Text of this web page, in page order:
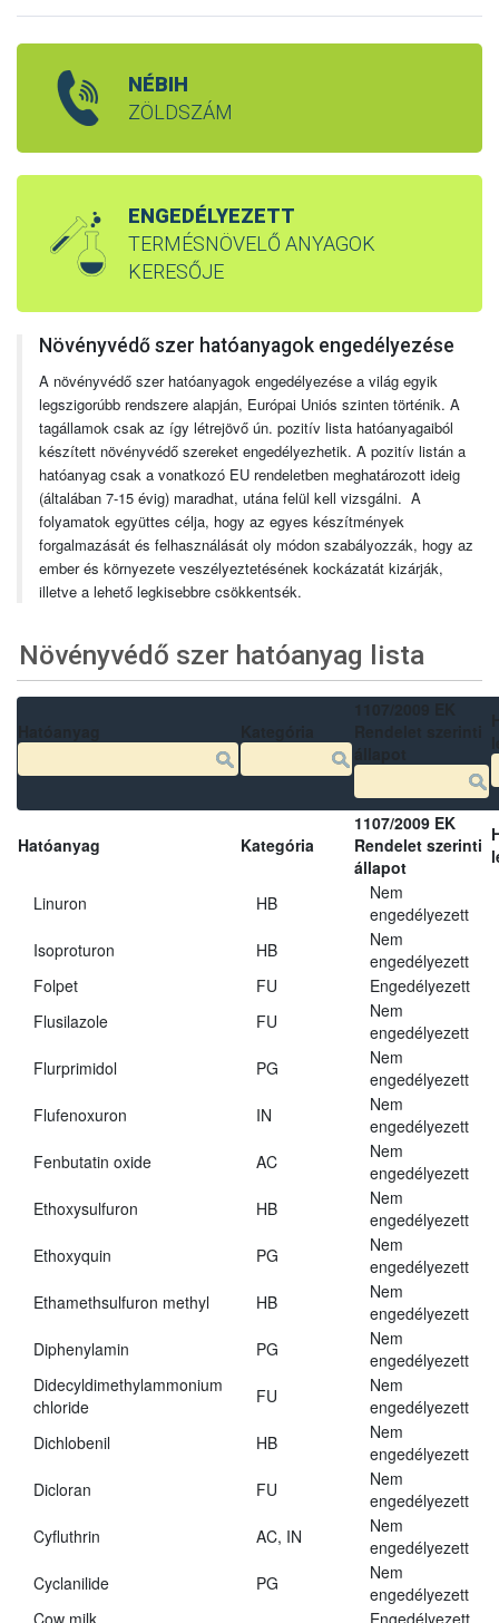
NÉBIH
ZÖLDSZÁM
ENGEDÉLYEZETT
TERMÉSNÖVELŐ ANYAGOK
KERESŐJE
Növényvédő szer hatóanyagok engedélyezése
A növényvédő szer hatóanyagok engedélyezése a világ egyik
legszigorúbb rendszere alapján, Európai Uniós szinten történik. A
tagállamok csak az így létrejövő ún. pozitív lista hatóanyagaiból
készített növényvédő szereket engedélyezhetik. A pozitív listán a
hatóanyag csak a vonatkozó EU rendeletben meghatározott ideig
(általában 7-15 évig) maradhat, utána felül kell vizsgálni. A
folyamatok együttes célja, hogy az egyes készítmények
forgalmazását és felhasználását oly módon szabályozzák, hogy az
ember és környezete veszélyeztetésének kockázatát kizárják,
illetve a lehető legkisebbre csökkentsék.
Növényvédő szer hatóanyag lista
Hatóanyag Kategória
1107/2009 EK
Rendelet szerinti
állapot
Linuron HB
Nem
engedélyezett
Isoproturon
HB
Nem
engedélyezett
Folpet
FU
Engedélyezett
Flusilazole
FU
Nem
engedélyezett
Flurprimidol
PG
Nem
engedélyezett
Flufenoxuron
IN
Nem
engedélyezett
Fenbutatin oxide
AC
Nem
engedélyezett
Ethoxysulfuron
HB
Nem
engedélyezett
Ethoxyquin
PG
Nem
engedélyezett
Ethamethsulfuron methyl
HB
Nem
engedélyezett
Diphenylamin
PG
Nem
engedélyezett
Didecyldimethylammonium
chloride
FU
Nem
engedélyezett
Dichlobenil
HB
Nem
engedélyezett
Dicloran
FU
Nem
engedélyezett
Cyfluthrin
AC, IN
Nem
engedélyezett
Cyclanilide
PG
Nem
engedélyezett